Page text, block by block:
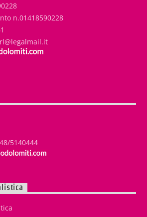
n.01418590228
5140444